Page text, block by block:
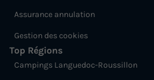
Assurance annulation
Gestion des cookies
Top Régions
Campings Languedoc-Roussillon